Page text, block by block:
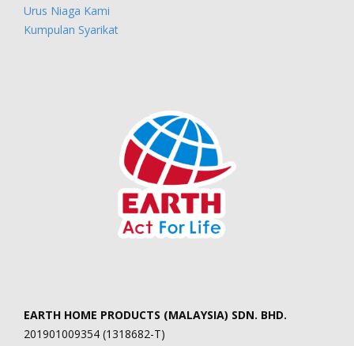
Urus Niaga Kami
Kumpulan Syarikat
EARTH HOME PRODUCTS (MALAYSIA) SDN. BHD.
201901009354 (1318682-T)